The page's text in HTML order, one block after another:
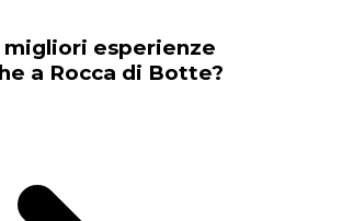
migliori esperienze
a Rocca di Botte?